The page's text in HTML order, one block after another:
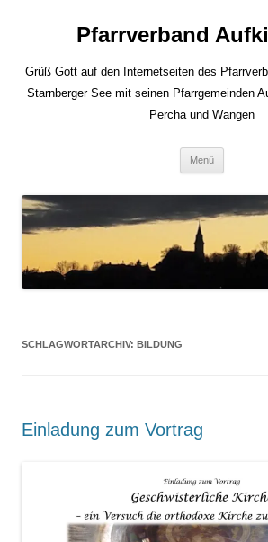
Pfarrverband
Grüß Gott auf den Internetseiten des
Starnberger See mit seinen Pfarrgemeinden
Percha und Wangen
Menü
SCHLAGWORTARCHIV: BILDUNG
Einladung zum Vortrag